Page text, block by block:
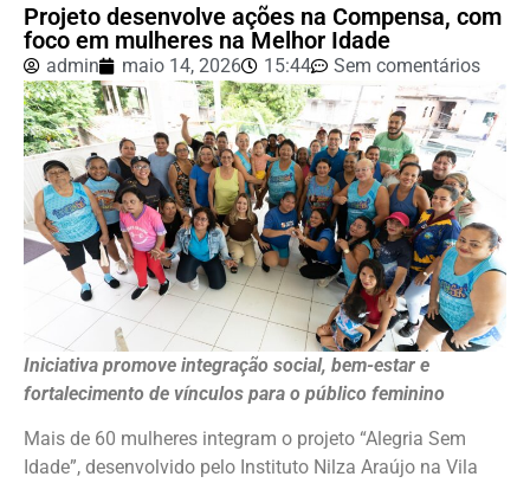
Projeto desenvolve ações na Compensa, com
foco em mulheres na Melhor Idade
admin maio 14, 2026 15:44 Sem comentários
Iniciativa promove integração social, bem-estar e
fortalecimento de vínculos para o público feminino
Mais de 60 mulheres integram o projeto “Alegria Sem
Idade”, desenvolvido pelo Instituto Nilza Araújo na Vila